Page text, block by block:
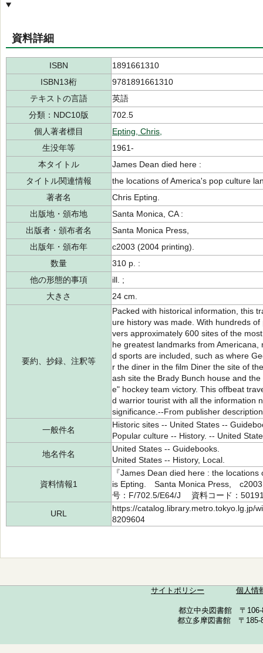
資料詳細
ISBN
1891661310
ISBN13桁
9781891661310
テキストの言語
英語
分類：NDC10版
702.5
個人著者標目
Epting, Chris,
生没年等
1961-
本タイトル
James Dean died here :
タイトル関連情報
the locations of America's pop culture
著者名
Chris Epting.
出版地・頒布地
Santa Monica, CA :
出版者・頒布者名
Santa Monica Press,
出版年・頒布年
c2003 (2004 printing).
数量
310 p. :
他の形態的事項
ill. ;
大きさ
24 cm.
要約、抄録、注釈等
Packed with historical information, this
ure history was made. With hundreds
vers approximately 600 sites of the
he greatest landmarks from
d sports are included, such as where
r the diner in the film Diner the site of
ash site the Brady Bunch house and
e" hockey team victory. This offbeat
d warrior tourist with all the information
significance.--From publisher
一般件名
Historic sites -- United States --
Popular culture -- History. -- United
地名件名
United States -- Guidebooks.
United States -- History, Local.
資料情報1
『James Dean died here : the
is Epting. Santa Monica Press,
号：F/702.5/E64/J 資料コード：
URL
https://catalog.library.metro.tokyo.lg.jp/
8209604
サイトポリシー 個人情
都立中央図書館 〒
都立多摩図書館 〒185-